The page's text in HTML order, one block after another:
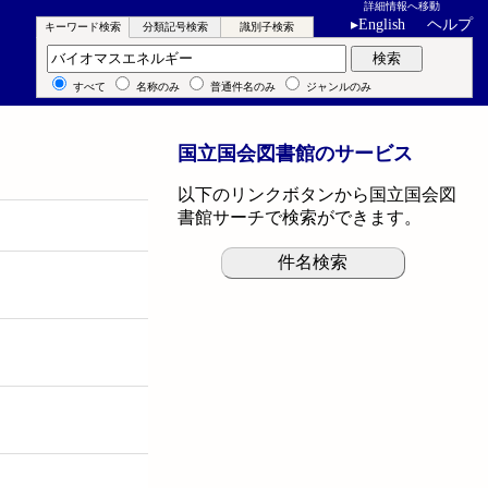
詳細情報へ移動
▸English ヘルプ
キーワード検索 分類記号検索 識別子検索
キーワード検索 検索
すべて 名称のみ 普通件名のみ ジャンルのみ
国立国会図書館のサービス
以下のリンクボタンから国立国会図
書館サーチで検索ができます。
件名検索